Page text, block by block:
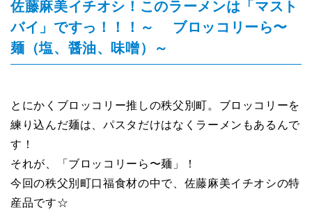
佐藤麻美イチオシ！このラーメンは「マスト
バイ」ですっ！！！～ ブロッコリーら〜
麺（塩、醤油、味噌）～
とにかくブロッコリー推しの秩父別町。ブロッコリーを
練り込んだ麺は、パスタだけはなくラーメンもあるんで
す！
それが、「ブロッコリーら〜麺」！
今回の秩父別町口福食材の中で、佐藤麻美イチオシの特
産品です☆